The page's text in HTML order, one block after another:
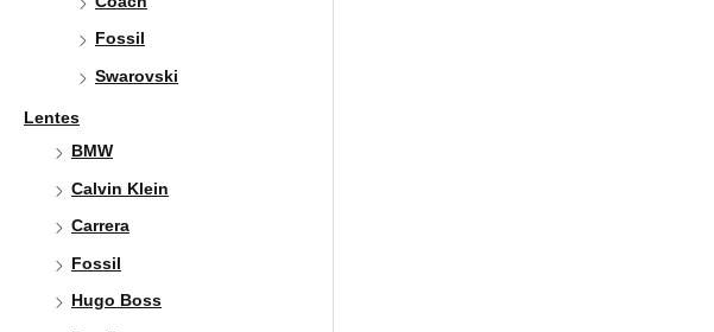
Fossil
Swarovski
Lentes
BMW
Calvin Klein
Carrera
Fossil
Hugo Boss